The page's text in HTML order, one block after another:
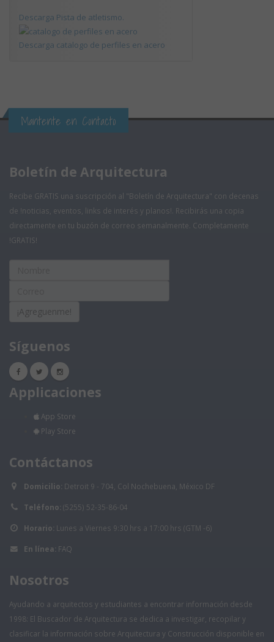
Descarga Pista de atletismo.
Descarga catalogo de perfiles en acero
Mantente en Contacto
Boletín de Arquitectura
Recibe GRATIS una suscripción al "Boletín de Arquitectura" con decenas
de !noticias, eventos, links de interés y planos!. Recibirás una copia
directamente en tu buzón de correo semanalmente. Completamente
!GRATIS!
¡Agreguenme!
Síguenos
Applicaciones
App Store
Play Store
Contáctanos
Domicilio: Detroit 9 - 704, Col Nochebuena, México DF
Teléfono: (5255) 52-35-86-04
Horario: Lunes a Viernes 9:30 hrs a 17:00 hrs (GTM -6)
En línea: FAQ
Nosotros
Ayudando a arquitectos y estudiantes a encontrar información desde
1998: El Buscador de Arquitectura se dedica a investigar, recopilar y
clasificar la información sobre Arquitectura y Construcción disponible en